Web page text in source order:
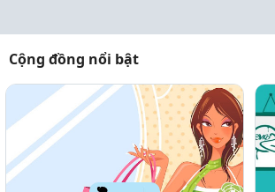
Cộng đồng nổi bật